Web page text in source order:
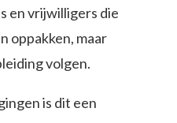
en vrijwilligers die
oppakken, maar
volgen.
is dit een